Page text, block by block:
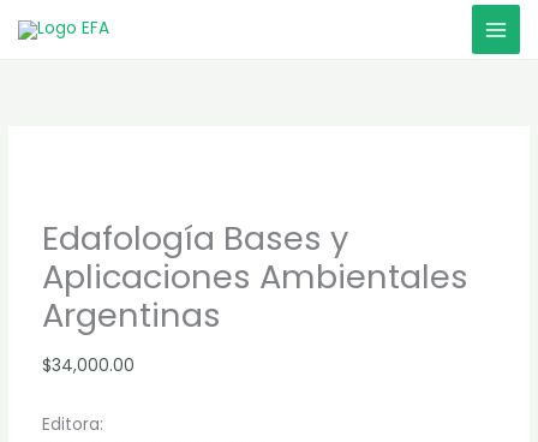
Edafología Bases y
Aplicaciones Ambientales
Argentinas
$34,000.00
Editora: